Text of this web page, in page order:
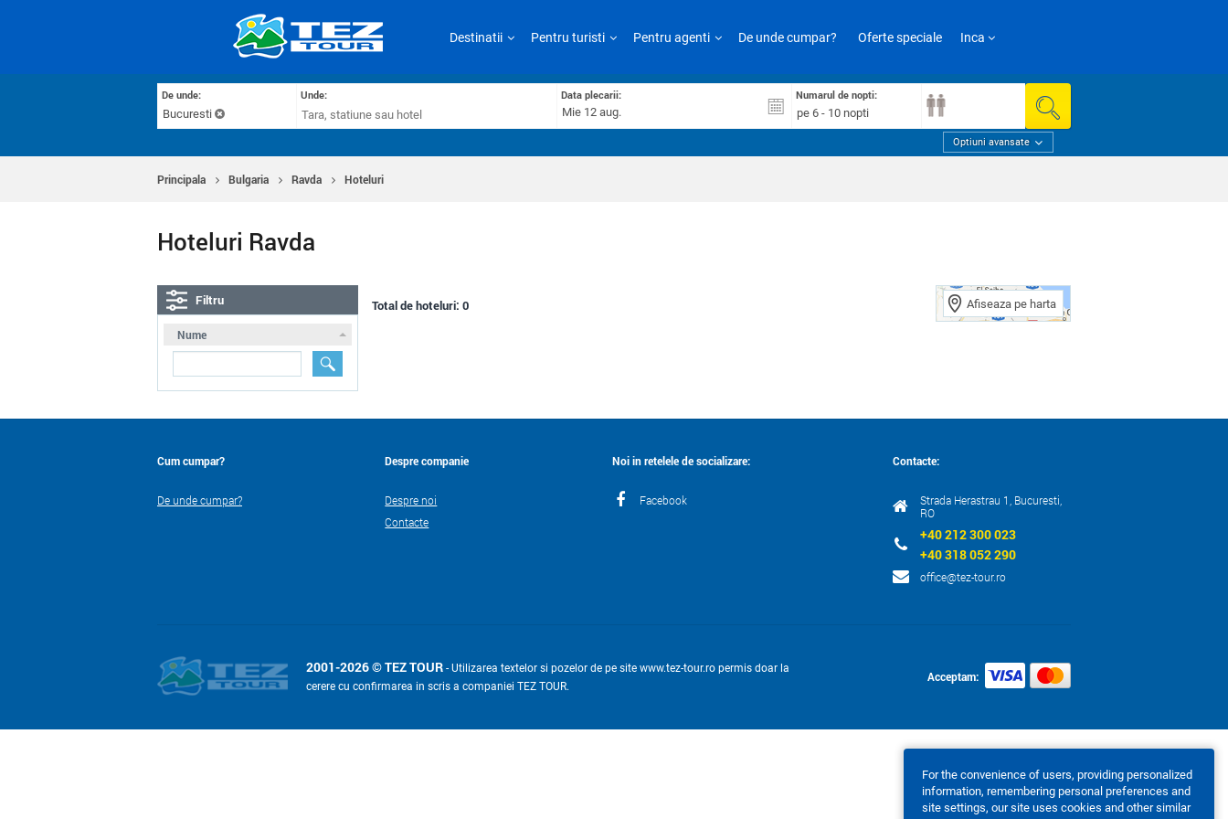
Destinatii Pentru turisti Pentru agenti De unde cumpar? Oferte speciale Inca
De unde:
Bucuresti
Unde: Data plecarii:
Numarul de nopti:
pe 6 - 10 nopti
Optiuni avansate
Principala Bulgaria Ravda Hoteluri
Hoteluri Ravda
Filtru
Nume
Total de hoteluri: 0 Afiseaza pe harta
Cum cumpar?
De unde cumpar?
Despre companie
Despre noi
Contacte
Noi in retelele de socializare:
Facebook
Contacte:
Strada Herastrau 1, Bucuresti,
RO
+40 212 300 023
+40 318 052 290
office@tez-tour.ro
2001-2026 © TEZ TOUR - Utilizarea textelor si pozelor de pe site www.tez-tour.ro permis doar la
cerere cu confirmarea in scris a companiei TEZ TOUR.
Acceptam:
For the convenience of users, providing personalized
information, remembering personal preferences and
site settings, our site uses cookies and other similar